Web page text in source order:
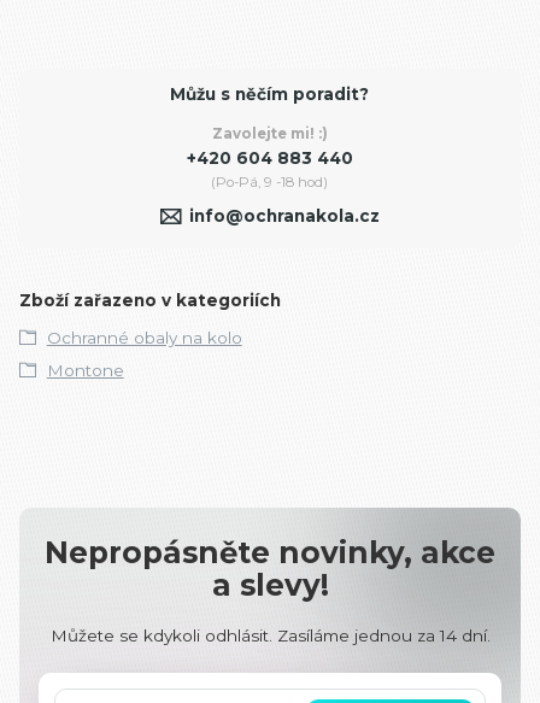
Můžu s něčím poradit?
Zavolejte mi! :)
+420 604 883 440
(Po-Pá, 9 -18 hod)
info@ochranakola.cz
Zboží zařazeno v kategoriích
Ochranné obaly na kolo
Montone
Nepropásněte novinky, akce
a slevy!
Můžete se kdykoli odhlásit. Zasíláme jednou za 14 dní.